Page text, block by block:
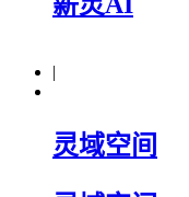
|
灵域空间